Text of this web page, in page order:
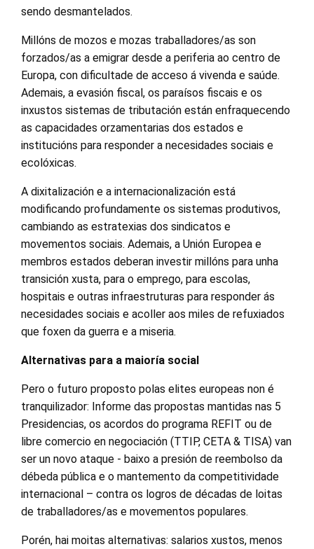
sendo desmantelados.
Millóns de mozos e mozas traballadores/as son
forzados/as a emigrar desde a periferia ao centro de
Europa, con dificultade de acceso á vivenda e saúde.
Ademais, a evasión fiscal, os paraísos fiscais e os
inxustos sistemas de tributación están enfraquecendo
as capacidades orzamentarias dos estados e
institucións para responder a necesidades sociais e
ecolóxicas.
A dixitalización e a internacionalización está
modificando profundamente os sistemas produtivos,
cambiando as estratexias dos sindicatos e
movementos sociais. Ademais, a Unión Europea e
membros estados deberan investir millóns para unha
transición xusta, para o emprego, para escolas,
hospitais e outras infraestruturas para responder ás
necesidades sociais e acoller aos miles de refuxiados
que foxen da guerra e a miseria.
Alternativas para a maioría social
Pero o futuro proposto polas elites europeas non é
tranquilizador: Informe das propostas mantidas nas 5
Presidencias, os acordos do programa REFIT ou de
libre comercio en negociación (TTIP, CETA & TISA) van
ser un novo ataque - baixo a presión de reembolso da
débeda pública e o mantemento da competitividade
internacional – contra os logros de décadas de loitas
de traballadores/as e movementos populares.
Porén, hai moitas alternativas: salarios xustos, menos